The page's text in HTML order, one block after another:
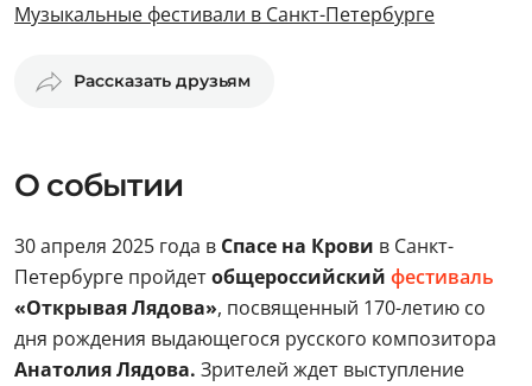
Музыкальные фестивали в Санкт-Петербурге
Рассказать друзьям
О событии
30 апреля 2025 года в Спасе на Крови в Санкт-
Петербурге пройдетобщероссийский фестиваль
«Открывая Лядова», посвященный 170-летию со
дня рождения выдающегося русского композитора
Анатолия Лядова. Зрителей ждет выступление